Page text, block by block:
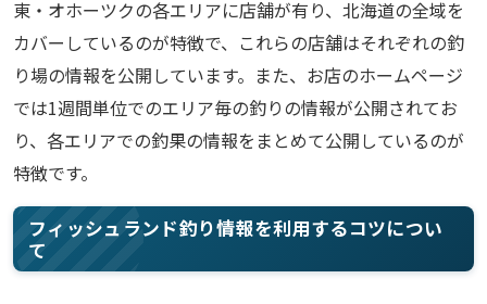
東・オホーツクの各エリアに店舗が有り、北海道の全域を
カバーしているのが特徴で、これらの店舗はそれぞれの釣
り場の情報を公開しています。また、お店のホームページ
では1週間単位でのエリア毎の釣りの情報が公開されてお
り、各エリアでの釣果の情報をまとめて公開しているのが
特徴です。
フィッシュランド釣り情報を利用するコツについ
て